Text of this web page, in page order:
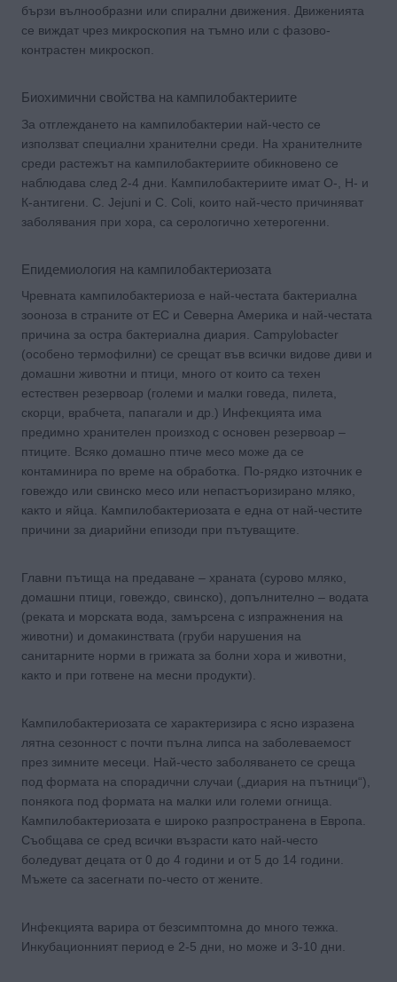
бързи вълнообразни или спирални движения. Движенията
се виждат чрез микроскопия на тъмно или с фазово-
контрастен микроскоп.
Биохимични свойства на кампилобактериите
За отглеждането на кампилобактерии най-често се
използват специални хранителни среди. На хранителните
среди растежът на кампилобактериите обикновено се
наблюдава след 2-4 дни. Кампилобактериите имат О-, Н- и
К-антигени. C. Jejuni и С. Coli, които най-често причиняват
заболявания при хора, са серологично хетерогенни.
Епидемиология на кампилобактериозата
Чревната кампилобактериоза е най-честата бактериална
зооноза в страните от ЕС и Северна Америка и най-честата
причина за остра бактериална диария. Campylobacter
(особено термофилни) се срещат във всички видове диви и
домашни животни и птици, много от които са техен
естествен резервоар (големи и малки говеда, пилета,
скорци, врабчета, папагали и др.) Инфекцията има
предимно хранителен произход с основен резервоар –
птиците. Всяко домашно птиче месо може да се
контаминира по време на обработка. По-рядко източник е
говеждо или свинско месо или непастъоризирано мляко,
както и яйца. Кампилобактериозата е една от най-честите
причини за диарийни епизоди при пътуващите.
Главни пътища на предаване – храната (сурово мляко,
домашни птици, говеждо, свинско), допълнително – водата
(реката и морската вода, замърсена с изпражнения на
животни) и домакинствата (груби нарушения на
санитарните норми в грижата за болни хора и животни,
както и при готвене на месни продукти).
Кампилобактериозата се характеризира с ясно изразена
лятна сезонност с почти пълна липса на заболеваемост
през зимните месеци. Най-често заболяването се среща
под формата на спорадични случаи („диария на пътници“),
понякога под формата на малки или големи огнища.
Кампилобактериозата е широко разпространена в Европа.
Съобщава се сред всички възрасти като най-често
боледуват децата от 0 до 4 години и от 5 до 14 години.
Мъжете са засегнати по-често от жените.
Инфекцията варира от безсимптомна до много тежка.
Инкубационният период е 2-5 дни, но може и 3-10 дни.